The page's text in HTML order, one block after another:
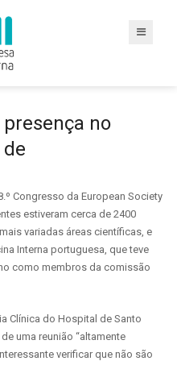
no
Congresso da European Society
estiveram cerca de 2400
variadas áreas científicas, e
Interna portuguesa, que teve
como membros da comissão
Clínica do Hospital de Santo
uma reunião “altamente
verificar que não são